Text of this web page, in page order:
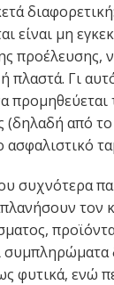
είναι μη
προέλευσης,
πλαστά. Γι
(δηλαδή από
συχνότερα
τον
συμπληρώματα
φυτικά, ενώ